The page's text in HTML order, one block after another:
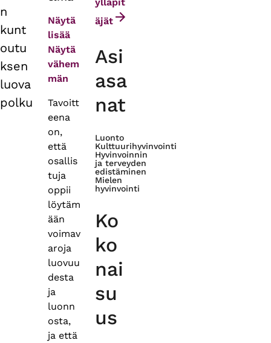
n
kunt
outu
ksen
luova
polku
Näytä
lisää
Näytä
vähem
män
Tavoitt
eena
on,
että
osallis
tuja
oppii
löytäm
ään
voimav
aroja
luovuu
desta
ja
luonn
osta,
ja että
äjät
Asi
asa
nat
Luonto
Kulttuurihyvinvointi
Hyvinvoinnin
ja terveyden
edistäminen
Mielen
hyvinvointi
Ko
ko
nai
su
us